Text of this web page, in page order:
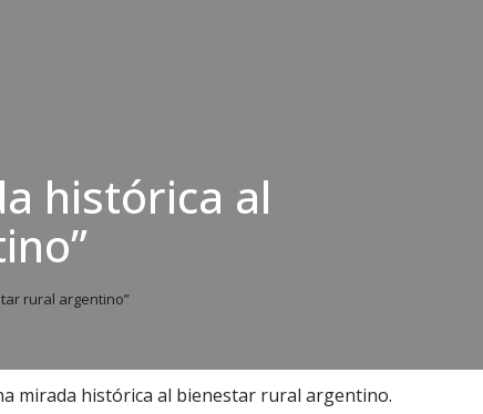
histórica al
rural argentino”
mirada histórica al bienestar rural argentino.